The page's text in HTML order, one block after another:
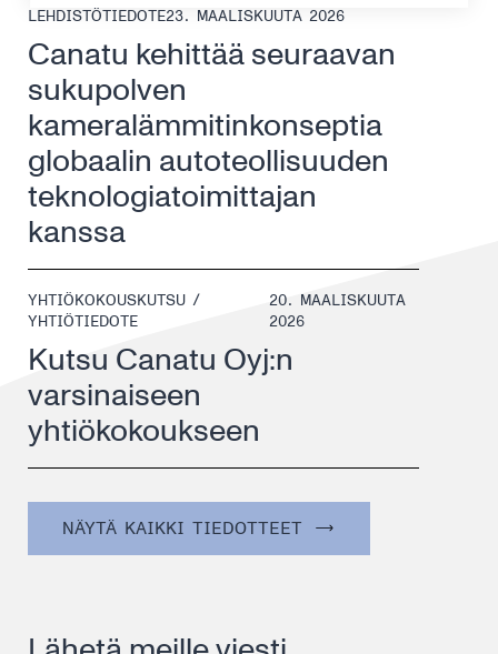
LEHDISTÖTIEDOTE23. MAALISKUUTA 2026
Canatu kehittää seuraavan
sukupolven
kameralämmitinkonseptia
globaalin autoteollisuuden
teknologiatoimittajan
kanssa
YHTIÖKOKOUSKUTSU /
YHTIÖTIEDOTE
20. MAALISKUUTA
2026
Kutsu Canatu Oyj:n
varsinaiseen
yhtiökokoukseen
NÄYTÄ KAIKKI TIEDOTTEET